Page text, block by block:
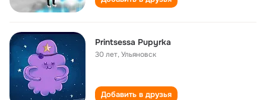
Printsessa Pupyrka
30 лет,Ульяновск
Добавить в друзья